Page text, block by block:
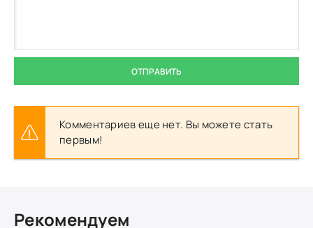
ОТПРАВИТЬ
Комментариев еще нет. Вы можете стать
первым!
Рекомендуем